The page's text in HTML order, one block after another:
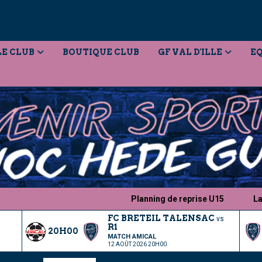
CLUB BOUTIQUE CLUB GF VAL D'ILLE
Planning de reprise U15
20H00
FC BRETEIL TALENSAC vs
R1
MATCH AMICAL
12 AOÛT 2026 20H00